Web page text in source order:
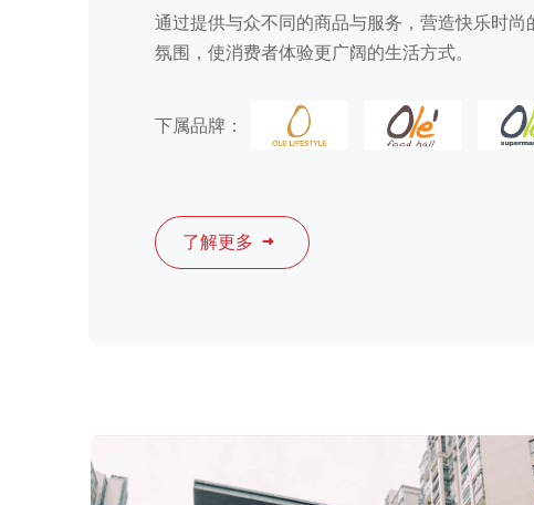
通过提供与众不同的商品与服务，营造快乐时尚
氛围，使消费者体验更广阔的生活方式。
下属品牌：
了解更多